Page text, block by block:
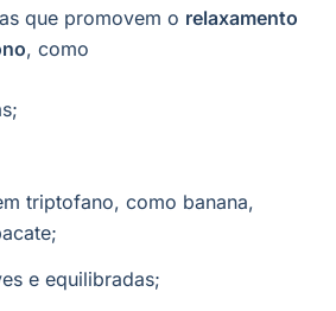
que promovem o relaxamento
, como
triptofano, como banana,
e equilibradas;